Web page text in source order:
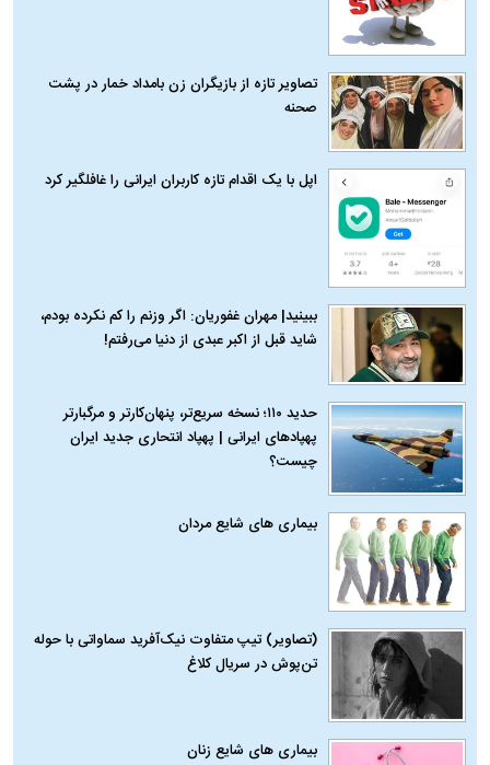
تصاویر تازه از بازیگران زن بامداد خمار در پشت
صحنه
اپل با یک اقدام تازه کاربران ایرانی را غافلگیر کرد
ببینید| مهران غفوریان: اگر وزنم را کم نکرده بودم،
شاید قبل از اکبر عبدی از دنیا می‌رفتم!
حدید ۱۱۰؛ نسخه سریع‌تر، پنهان‌کارتر و مرگبارتر
پهپادهای ایرانی | پهپاد انتحاری جدید ایران
چیست؟
بیماری‌ های شایع مردان
(تصاویر) تیپ متفاوت نیک‌آفرید سماواتی با حوله
تن‌پوش در سریال کلاغ
بیماری‌ های شایع زنان